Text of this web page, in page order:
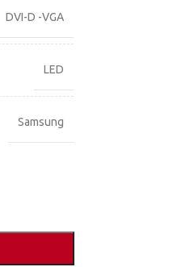
DVI-D -VGA
LED
Samsung